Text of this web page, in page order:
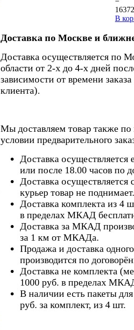
В
Доставка по Москве и
Доставка осуществляется по
области от 2-х до 4-х дней
зависимости от времени
клиента).
Мы доставляем товар также
условии предварительного
Доставка осуществляется
или после 18.00 часов по
Доставка осуществляется
курьер товар не поднимает.
Доставка комплекта из 4
в пределах МКАД
Доставка за МКАД
за 1 км от МКАДа.
Продажа и доставка
производится по
Доставка не комплекта
1000 руб. в пределах
В наличии есть пакеты
руб. за комплект, из 4 шт.